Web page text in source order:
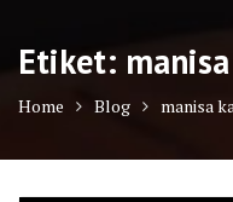
Etiket:
Home Blog manisa